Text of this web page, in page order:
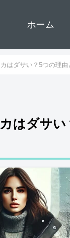
ホーム
はダサい？5つの理
はダサ